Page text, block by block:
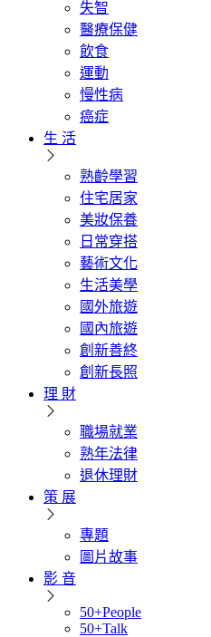
失智
醫療保健
飲食
運動
慢性病
癌症
生 活
熟齡學習
住宅居家
美妝保養
日常穿搭
藝術文化
生活美學
國外旅遊
國內旅遊
創新善終
創新長照
理 財
職場就業
熟年法律
退休理財
策 展
專題
圖片故事
影 音
50+People
50+Talk